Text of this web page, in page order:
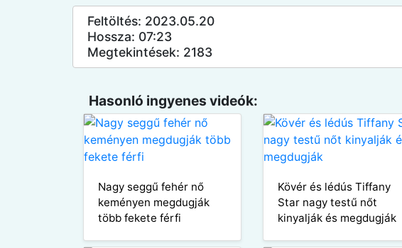
Feltöltés: 2023.05.20
Hossza: 07:23
Megtekintések: 2183
Hasonló ingyenes videók:
Nagy seggű fehér nő
keményen megdugják
több fekete férfi
Kövér és lédús Tiffany
Star nagy testű nőt
kinyalják és megdugják